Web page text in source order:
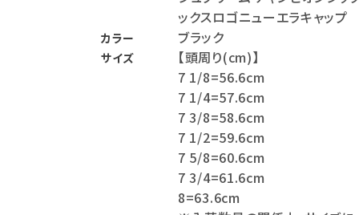
会員登録ックスロゴニューエラキャップ
カラー ブラック
サイズ
【頭周り(cm)】
7 1/8=56.6cm
7 1/4=57.6cm
7 3/8=58.6cm
7 1/2=59.6cm
7 5/8=60.6cm
7 3/4=61.6cm
8=63.6cm